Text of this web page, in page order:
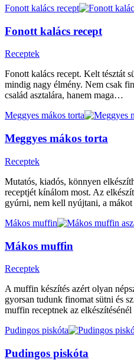
Fonott kalács recept
Fonott kalács recept
Receptek
Fonott kalács recept. Kelt tésztát
mindig nagy élmény. Nem csak
család asztalára, hanem maga…
Meggyes mákos torta
Meggyes mákos torta
Receptek
Mutatós, kiadós, könnyen
receptjét kínálom most. Az
gyúrni, nem kell nyújtani, a
Mákos muffin
Mákos muffin
Receptek
A muffin készítés azért olyan
gyorsan tudunk finomat sütni és
muffin receptnek az
Pudingos piskóta
Pudingos piskóta